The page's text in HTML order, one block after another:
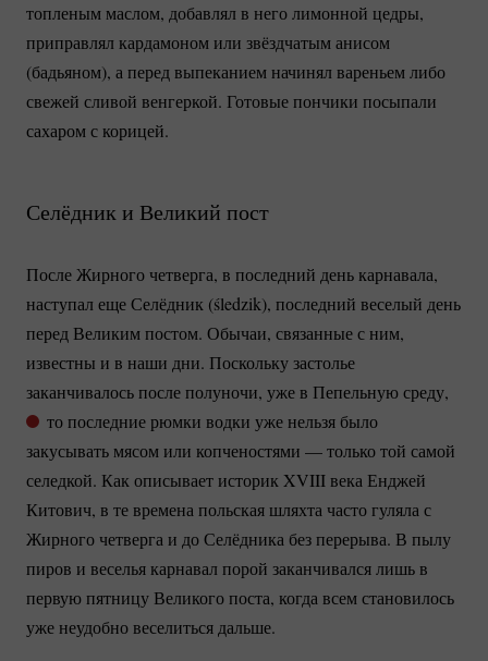
топленым маслом, добавлял в него лимонной цедры,
приправлял кардамоном или звёздчатым анисом
(бадьяном), а перед выпеканием начинял вареньем либо
свежей сливой венгеркой. Готовые пончики посыпали
сахаром с корицей.
Селёдник и Великий пост
После Жирного четверга, в последний день карнавала,
наступал еще Селёдник (śledzik), последний веселый день
перед Великим постом. Обычаи, связанные с ним,
известны и в наши дни. Поскольку застолье
заканчивалось после полуночи, уже в Пепельную среду,
то последние рюмки водки уже нельзя было
закусывать мясом или копченостями — только той самой
селедкой. Как описывает историк XVIII века Енджей
Китович, в те времена польская шляхта часто гуляла с
Жирного четверга и до Селёдника без перерыва. В пылу
пиров и веселья карнавал порой заканчивался лишь в
первую пятницу Великого поста, когда всем становилось
уже неудобно веселиться дальше.